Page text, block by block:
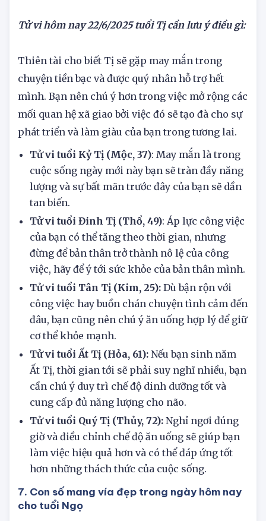
Thiên tài cho biết Tị sẽ gặp may mắn trong
chuyện tiền bạc và được quý nhân hỗ trợ hết
mình. Bạn nên chú ý hơn trong việc mở rộng các
mối quan hệ xã giao bởi việc đó sẽ tạo đà cho sự
phát triển và làm giàu của bạn trong tương lai.
Tử vi tuổi Kỷ Tị (Mộc, 37): May mắn là trong
cuộc sống ngày mới này bạn sẽ tràn đầy năng
lượng và sự bất mãn trước đây của bạn sẽ dần
tan biến.
Tử vi tuổi Đinh Tị (Thổ, 49): Áp lực công việc
của bạn có thể tăng theo thời gian, nhưng
đừng để bản thân trở thành nô lệ của công
việc, hãy để ý tới sức khỏe của bản thân mình.
Tử vi tuổi Tân Tị (Kim, 25):Dù bận rộn với
công việc hay buồn chán chuyện tình cảm đến
đâu, bạn cũng nên chú ý ăn uống hợp lý để giữ
cơ thể khỏe mạnh.
Tử vi tuổi Ất Tị (Hỏa, 61):Nếu bạn sinh năm
Ất Tị, thời gian tới sẽ phải suy nghĩ nhiều, bạn
cần chú ý duy trì chế độ dinh dưỡng tốt và
cung cấp đủ năng lượng cho não.
Tử vi tuổi Quý Tị (Thủy, 72):Nghỉ ngơi đúng
giờ và điều chỉnh chế độ ăn uống sẽ giúp bạn
làm việc hiệu quả hơn và có thể đáp ứng tốt
hơn những thách thức của cuộc sống.
7. Con số mang vía đẹp trong ngày hôm nay